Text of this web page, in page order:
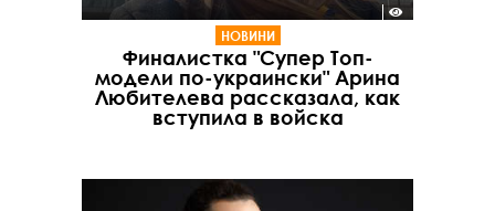
НОВИНИ
Финалистка "Супер Топ-
модели по-украински" Арина
Любителева рассказала, как
вступила в войска